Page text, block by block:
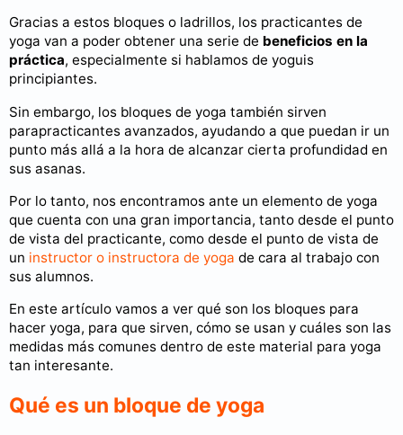
Gracias a estos bloques o ladrillos, los practicantes de
yoga van a poder obtener una serie de beneficios en la
práctica, especialmente si hablamos de yoguis
principiantes.
Sin embargo, los bloques de yoga también sirven
parapracticantes avanzados, ayudando a que puedan ir un
punto más allá a la hora de alcanzar cierta profundidad en
sus asanas.
Por lo tanto, nos encontramos ante un elemento de yoga
que cuenta con una gran importancia, tanto desde el punto
de vista del practicante, como desde el punto de vista de
un instructor o instructora de yoga de cara al trabajo con
sus alumnos.
En este artículo vamos a ver qué son los bloques para
hacer yoga, para que sirven, cómo se usan y cuáles son las
medidas más comunes dentro de este material para yoga
tan interesante.
Qué es un bloque de yoga